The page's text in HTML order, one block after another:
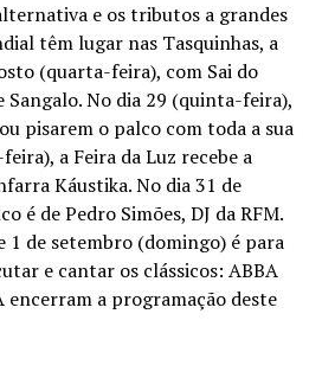
e os tributos a grandes
têm lugar nas Tasquinhas, a
(quarta-feira), com Sai do
Sangalo. No dia 29 (quinta-feira),
pisarem o palco com toda a sua
a Feira da Luz recebe a
Káustika. No dia 31 de
é de Pedro Simões, DJ da RFM.
1 de setembro (domingo) é para
e cantar os clássicos: ABBA
a programação deste